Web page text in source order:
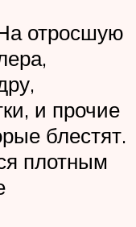
отросшую
и прочие
блестят.
плотным